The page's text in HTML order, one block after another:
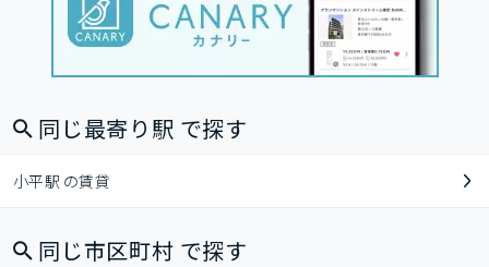
同じ最寄り駅 で探す
小平駅 の賃貸
同じ市区町村 で探す